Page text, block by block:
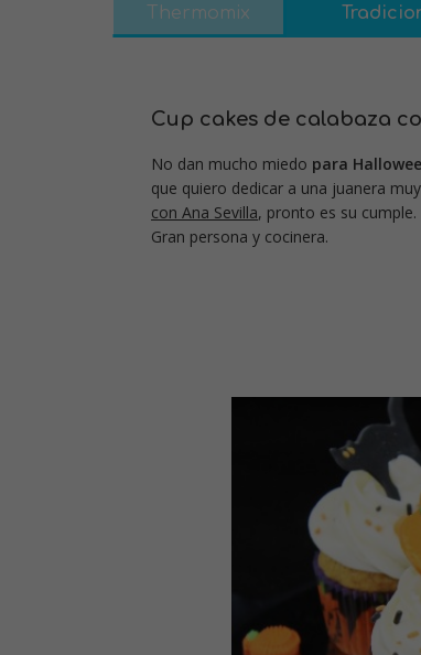
Thermomix
Cup cakes de calabaza
No dan mucho miedo para
que quiero dedicar a una juanera
con Ana Sevilla, pronto es su cumple.
Gran persona y cocinera.